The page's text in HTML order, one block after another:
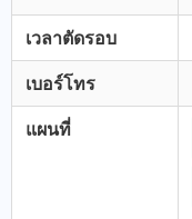
เวลาตัดรอบ
เบอร์โทร
แผนที่